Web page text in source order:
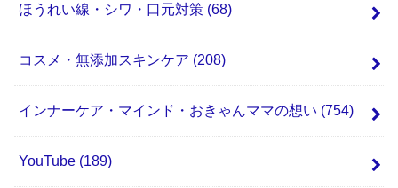
ほうれい線・シワ・口元対策 (68)
コスメ・無添加スキンケア (208)
インナーケア・マインド・おきゃんママの想い (754)
YouTube (189)